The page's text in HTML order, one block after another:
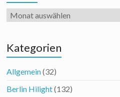
Archiv
Kategorien
Allgemein(32)
Berlin Hilight(132)